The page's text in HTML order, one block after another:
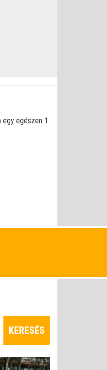
egy egészen 1
KERESÉS